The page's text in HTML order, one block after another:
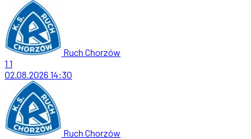
Ruch Chorzów
1 1
02.08.2026 14:30
Ruch Chorzów